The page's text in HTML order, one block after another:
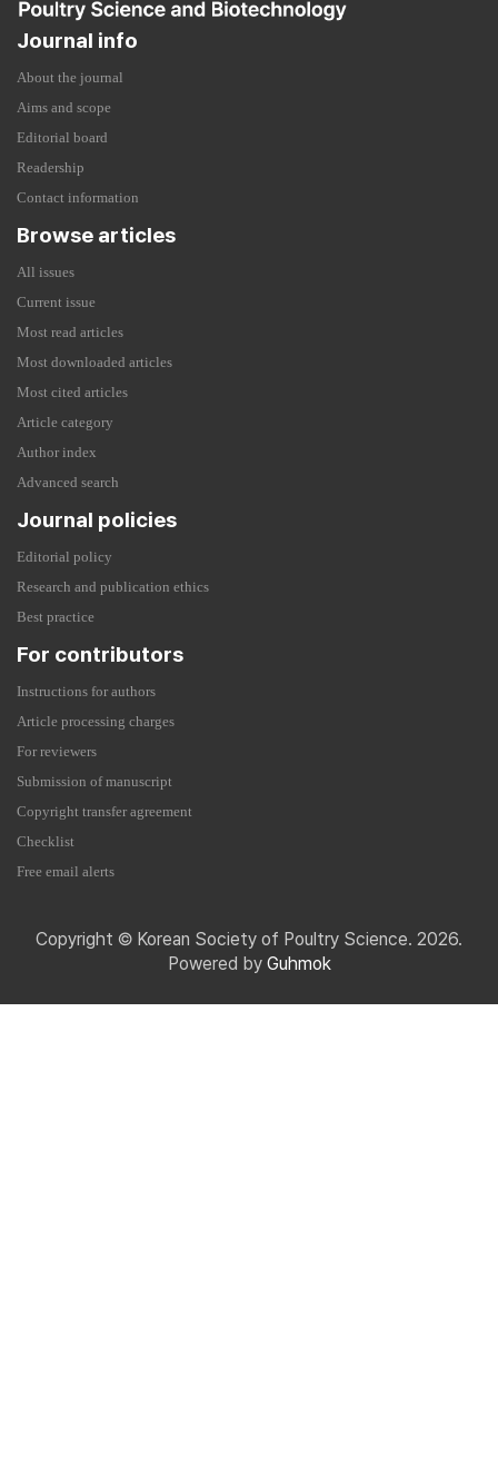
Journal info
About the journal
Aims and scope
Editorial board
Readership
Contact information
Browse articles
All issues
Current issue
Most read articles
Most downloaded articles
Most cited articles
Article category
Author index
Advanced search
Journal policies
Editorial policy
Research and publication ethics
Best practice
For contributors
Instructions for authors
Article processing charges
For reviewers
Submission of manuscript
Copyright transfer agreement
Checklist
Free email alerts
Copyright © Korean Society of Poultry Science. 2026.
Powered by Guhmok